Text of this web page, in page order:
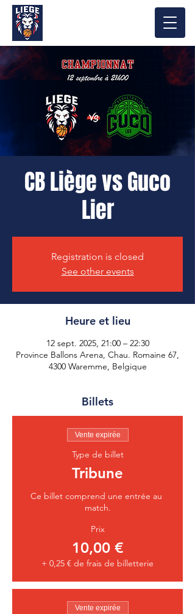
CB Liège vs Guco
Lier
Registration is closed
See other events
Heure et lieu
12 sept. 2025, 21:00 – 22:30
Province Ballons Arena, Chau. Romaine 67,
4300 Waremme, Belgique
Billets
Vente expirée
Type de billet
Tribune
Ce billet comprend une entrée au
match.
Prix
10,00 €
+ 0,25 € de frais de billetterie
Vente expirée